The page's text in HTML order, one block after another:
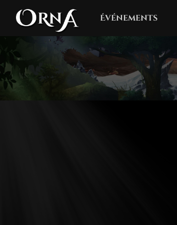
Événements